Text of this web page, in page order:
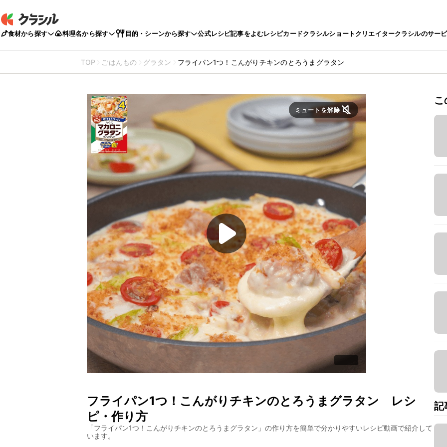
食材から探す 料理名から探す 目的・シーンから探す 公式レシピ記事をよむレシピカードクラシルショートクリエイタークラシルのサー
TOP ごはんもの グラタン フライパン1つ！こんがりチキンのとろうまグラタン
ミュートを解除
フライパン1つ！こんがりチキンのとろうまグラタン レシ
ピ・作り方
「フライパン1つ！こんがりチキンのとろうまグラタン 」の作り方を簡単で分かりやすいレシピ動画で紹介して
います。
記